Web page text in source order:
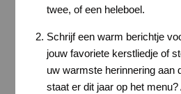
twee, of een heleboel.
Schrijf een warm berichtje
jouw favoriete kerstliedje of
uw warmste herinnering aan
staat er dit jaar op het